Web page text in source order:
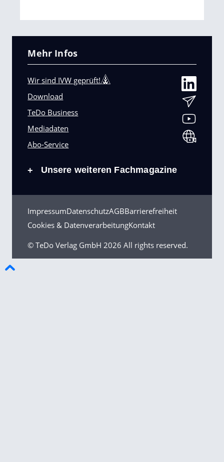
Mehr Infos
Wir sind IVW geprüft!
Download
TeDo Business
Mediadaten
Abo-Service
+ Unsere weiteren Fachmagazine
ImpressumDatenschutzAGBBarrierefreiheit
Cookies & DatenverarbeitungKontakt
© TeDo Verlag GmbH 2026 All rights reserved.